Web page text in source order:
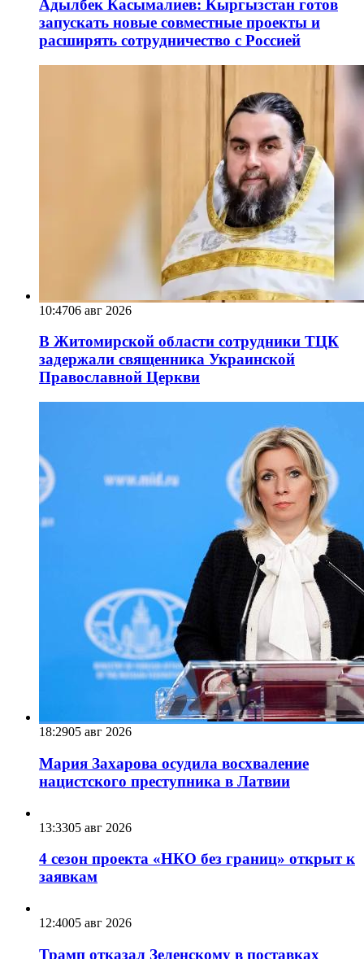
Адылбек Касымалиев: Кыргызстан готов
запускать новые совместные проекты и
расширять сотрудничество с Россией
10:4706 авг 2026
В Житомирской области сотрудники ТЦК
задержали священника Украинской
Православной Церкви
18:2905 авг 2026
Мария Захарова осудила восхваление
нацистского преступника в Латвии
13:3305 авг 2026
4 сезон проекта «НКО без границ» открыт к
заявкам
12:4005 авг 2026
Трамп отказал Зеленскому в поставках